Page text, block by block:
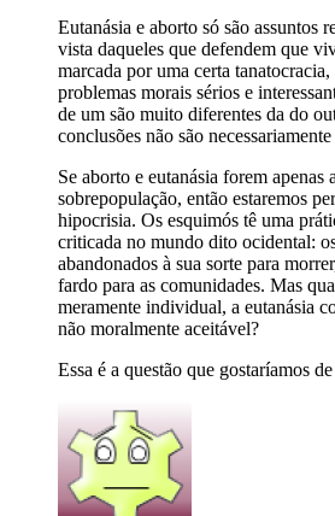
Eutanásia e aborto só são assuntos
vista daqueles que defendem que
marcada por uma certa
problemas morais sérios e
de um são muito diferentes da do
conclusões não são
Se aborto e eutanásia forem apenas
sobrepopulação, então estaremos
hipocrisia. Os esquimós tê uma
criticada no mundo dito ocidental:
abandonados à sua sorte para
fardo para as comunidades. Mas
meramente individual, a eutanásia
não moralmente aceitável?
Essa é a questão que gostaríamos